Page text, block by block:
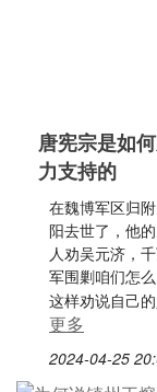
唐宪宗是如
力支持的
在魏博军区归
阳去世了，他
人劝吴元济，
军围剿咱们怎
这样劝说自己
更多
2024-04-25